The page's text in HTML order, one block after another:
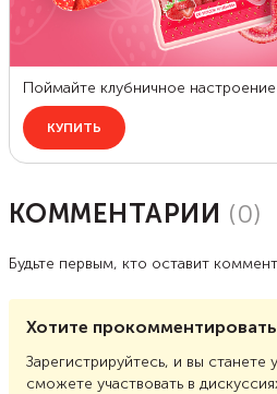
КОММЕНТАРИИ (0)
Будьте первым, кто оставит
Хотите
Зарегистрируйтесь, и вы
сможете участвовать в